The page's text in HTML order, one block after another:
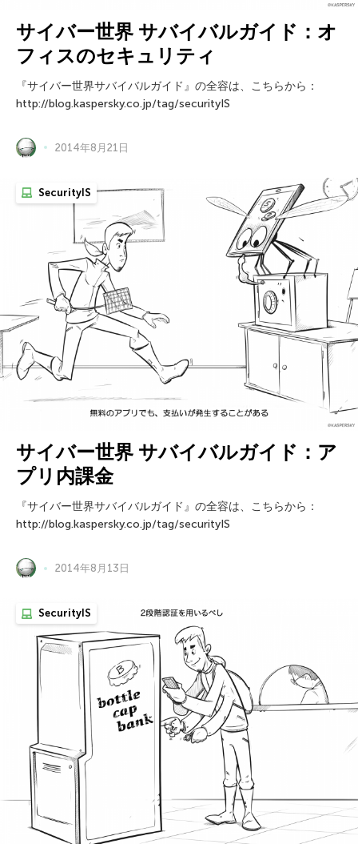
サイバー世界 サバイバルガイド：オ
フィスのセキュリティ
『サイバー世界サバイバルガイド』の全容は、こちらから：
http://blog.kaspersky.co.jp/tag/securityIS
2014年8月21日
SecurityIS
サイバー世界 サバイバルガイド：ア
プリ内課金
『サイバー世界サバイバルガイド』の全容は、こちらから：
http://blog.kaspersky.co.jp/tag/securityIS
2014年8月13日
SecurityIS